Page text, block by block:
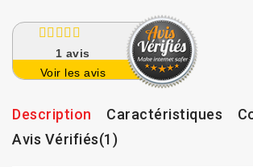
1 avis
Voir les avis
Description Caractéristiques
Avis Vérifiés(1)